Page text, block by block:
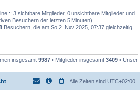
:: 3 sichtbare Mitglieder, 0 unsichtbare Mitglieder und
Besuchern der letzten 5 Minuten)
Besuchern, die am So 2. Nov 2025, 07:37 gleichzeitig
insgesamt 9987 • Mitglieder insgesamt 3409 • Unser
Alle Zeiten sind UTC+02:00